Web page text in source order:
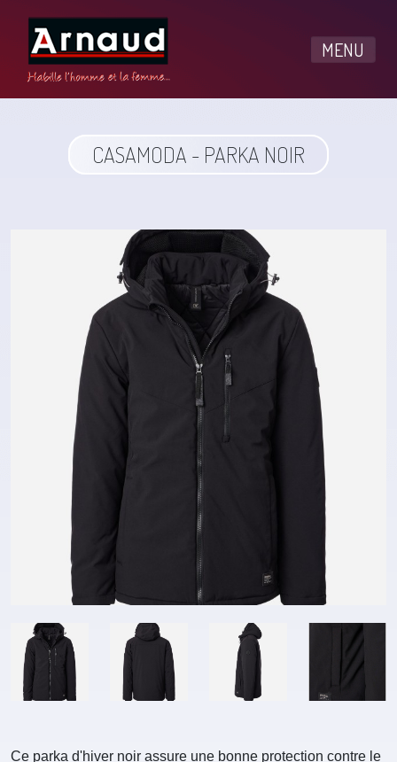
MENU
CASAMODA - PARKA NOIR
Ce parka d'hiver noir assure une bonne protection contre le